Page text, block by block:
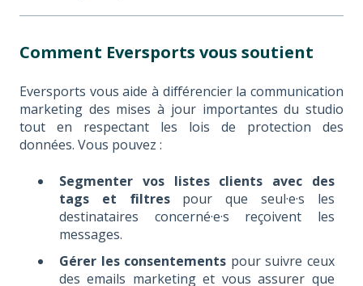
Comment Eversports vous soutient
Eversports vous aide à différencier la communication
marketing des mises à jour importantes du studio
tout en respectant les lois de protection des
données. Vous pouvez :
Segmenter vos listes clients avec des
tags et filtrespour que seul·e·s les
destinataires concerné·e·s reçoivent les
messages.
Gérer les consentements pour suivre ceux
des emails marketing et vous assurer que